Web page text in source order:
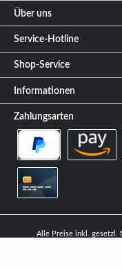
Über uns
Service-Hotline
Shop-Service
Informationen
Zahlungsarten
PayPal Später
Alle Preise inkl. gesetzl.